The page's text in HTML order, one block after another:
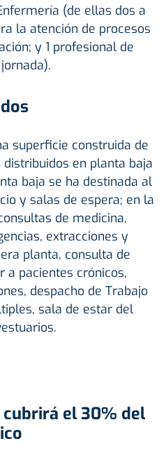
(de ellas dos a
la atención de procesos
y 1 profesional de
superficie construida de
distribuidos en planta baja
baja se ha destinada al
y salas de espera; en la
de medicina,
extracciones y
planta, consulta de
a pacientes crónicos,
despacho de Trabajo
sala de estar del
el 30% del